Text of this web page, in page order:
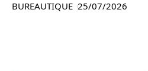
BUREAUTIQUE 25/07/2026